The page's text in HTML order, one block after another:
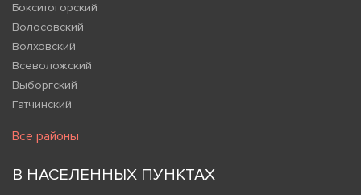
Бокситогорский
Волосовский
Волховский
Всеволожский
Выборгский
Гатчинский
Все районы
В НАСЕЛЕННЫХ ПУНКТАХ